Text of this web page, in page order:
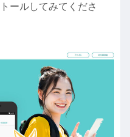
ールしてみてくださ